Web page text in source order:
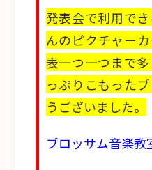
発表会で利用で
んのピクチャー
表一つ一つまで
っぷりこもった
うございました。
ブロッサム音楽